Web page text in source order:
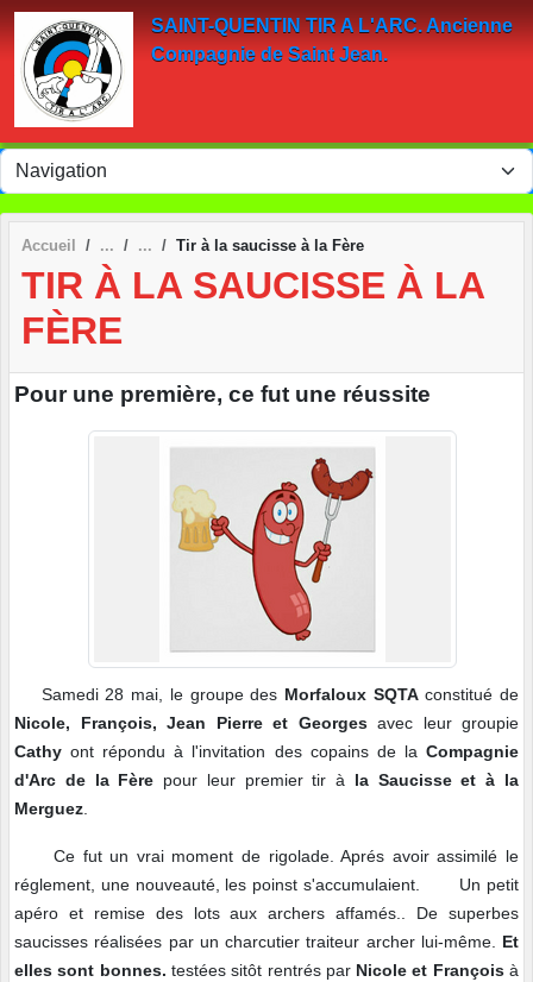
SAINT-QUENTIN TIR A L'ARC. Ancienne
Compagnie de Saint Jean.
Accueil Tir à la saucisse à la Fère
TIR À LA SAUCISSE À LA
FÈRE
Pour une première, ce fut une réussite
Samedi 28 mai, le groupe des Morfaloux SQTAconstitué de
Nicole, François, Jean Pierre et Georgesavec leur groupie
Cathy ont répondu à l'invitation des copains de la Compagnie
d'Arc de la Fère pour leur premier tir à la Saucisse et à la
Merguez
Ce fut un vrai moment de rigolade. Aprés avoir assimilé le
réglement, une nouveauté, les poinst s'accumulaient. Un petit
apéro et remise des lots aux archers affamés.. De superbes
saucisses réalisées par un charcutier traiteur archer lui-même. Et
elles sont bonnes. testées sitôt rentrés par Nicole et Françoisà
Panneau de gestion des cookies